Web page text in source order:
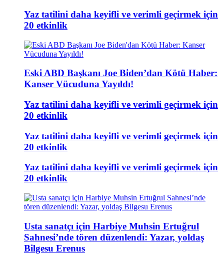
Yaz tatilini daha keyifli ve verimli geçirmek için
20 etkinlik
Eski ABD Başkanı Joe Biden’dan Kötü Haber:
Kanser Vücuduna Yayıldı!
Yaz tatilini daha keyifli ve verimli geçirmek için
20 etkinlik
Yaz tatilini daha keyifli ve verimli geçirmek için
20 etkinlik
Yaz tatilini daha keyifli ve verimli geçirmek için
20 etkinlik
Usta sanatçı için Harbiye Muhsin Ertuğrul
Sahnesi’nde tören düzenlendi: Yazar, yoldaş
Bilgesu Erenus